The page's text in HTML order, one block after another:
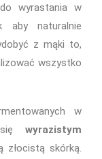
wyrastania w
aby naturalnie
z mąki to,
wszystko
w
się wyrazistym
złocistą skórką.